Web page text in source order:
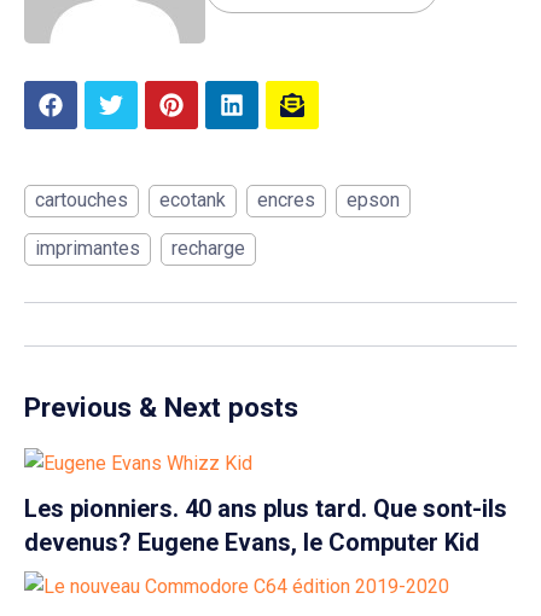
cartouches ecotank encres epson
imprimantes recharge
Previous & Next posts
Les pionniers. 40 ans plus tard. Que sont-ils
devenus? Eugene Evans, le Computer Kid